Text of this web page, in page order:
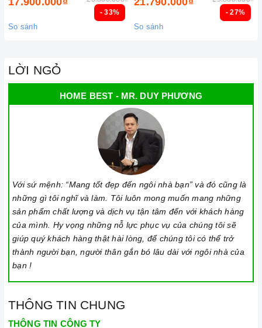
nhân viên và kỹ thuật viên chuyên nghiệp, tận tâm sẽ đồng
hành cùng quý khách trong quá trình mua sắm và sử dụng
Đến với Home Best, chúng tôi tự hào cung cấp đến khách hàng
máy rửa chén KAFF
chất lượng và nguồn gốc sản phẩm chính hãng. Chúng tôi tự
tin mang đến cho quý khách hàng dịch vụ chăm sóc khách
hàng tận tâm và chính sách bảo hành, hậu mãi chuyên nghiệp
nhất.
Xem thêm tại đây:
Home Best Care - Trung tâm bảo trì, sửa
chữa thiết bị nhà bếp cao cấp
- 33%
So sánh
- 27%
So sánh
LỜI NGỎ
HOME BEST - MR. DUY PHƯƠNG
Với sứ mệnh: “Mang tốt đẹp đến ngôi nhà bạn” và đó cũng là
những gì tôi nghĩ và làm. Tôi luôn mong muốn mang những
sản phẩm chất lượng và dịch vụ tận tâm đến với khách hàng
của mình. Hy vọng những nỗ lực phục vụ của chúng tôi sẽ
giúp quý khách hàng thật hài lòng, để chúng tôi có thể trở
thành người bạn, người thân gắn bó lâu dài với ngôi nhà của
bạn !
THÔNG TIN CHUNG
THÔNG TIN CÔNG TY